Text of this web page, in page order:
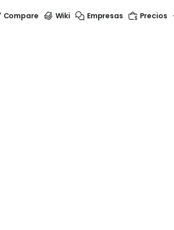
Compare Wiki Empresas Precios